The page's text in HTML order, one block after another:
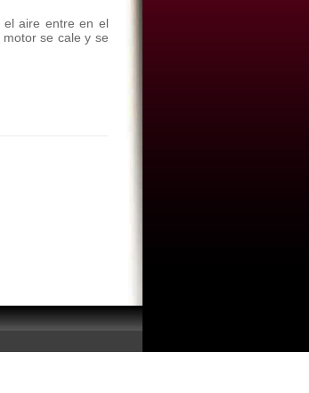
el aire entre en el
se cale y se